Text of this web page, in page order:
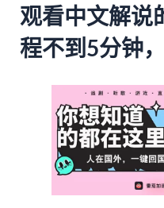
观看中文解说
程不到5分钟